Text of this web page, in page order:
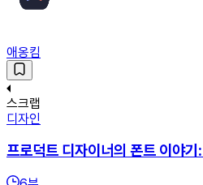
애옹킴
스크랩
디자인
프로덕트 디자이너의 폰트 이야